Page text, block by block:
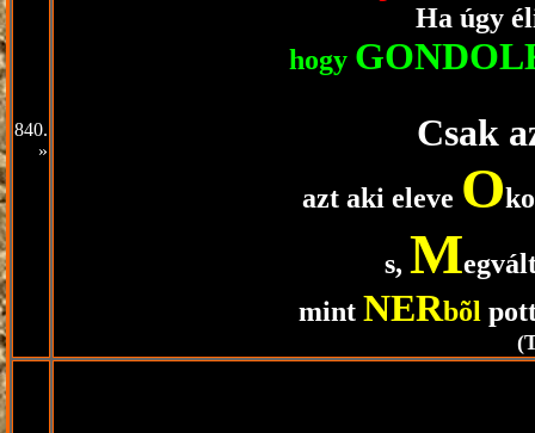
840.
»
Ha úgy
hogy
Csak
azt aki eleve O
s, Me
mint NERbõl